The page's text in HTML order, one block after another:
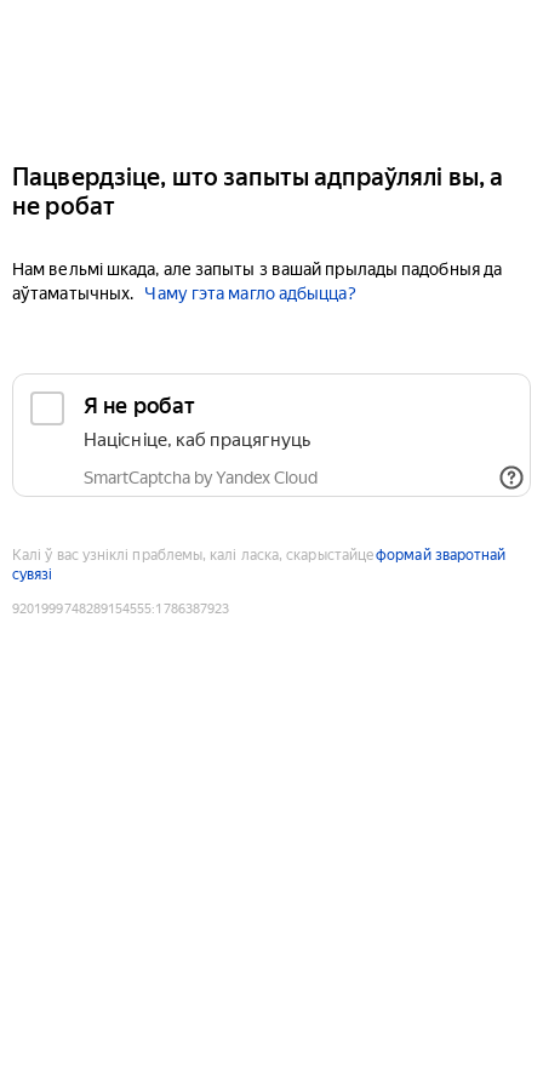
Пацвердзіце, што запыты адпраўлялі вы, а
не робат
Нам вельмі шкада, але запыты з вашай прылады падобныя да
аўтаматычных.
Чаму гэта магло адбыцца?
Я не робат
Націсніце, каб працягнуць
SmartCaptcha by Yandex Cloud
Калі ў вас узніклі праблемы, калі ласка, скарыстайцеформай зваротнай
сувязі
9201999748289154555:1786387923